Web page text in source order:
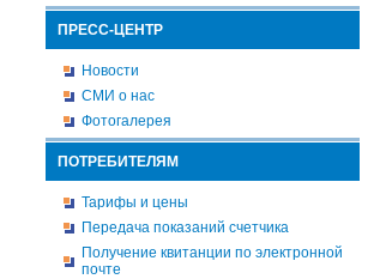
ПРЕСС-ЦЕНТР
Новости
СМИ о нас
Фотогалерея
ПОТРЕБИТЕЛЯМ
Тарифы и цены
Передача показаний счетчика
Получение квитанции по электронной
почте